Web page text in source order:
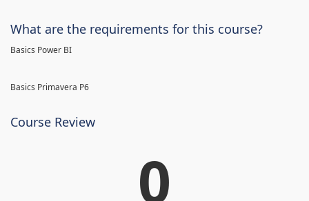
What are the requirements for this course?
Basics Power BI
Basics Primavera P6
Course Review
0